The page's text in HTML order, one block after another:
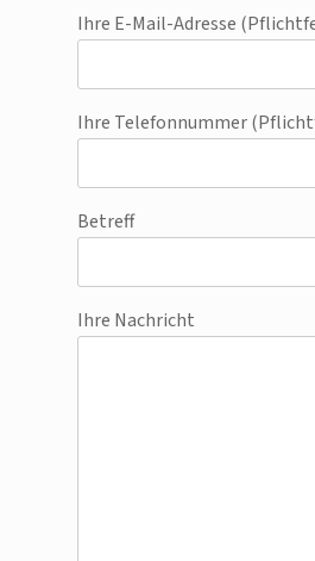
Ihre E-Mail-Adresse
Ihre Telefonnummer
Betreff
Ihre Nachricht